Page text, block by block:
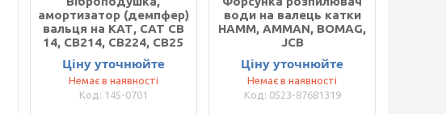
амортизатор (демпфер)
вальця на КАТ, CAT CB
14, CB214, CB224, CB25
Ціну уточнюйте
Немає в наявності
145-0701
води на валець катки
HAMM, AMMAN, BOMAG,
JCB
Ціну уточнюйте
Немає в наявності
0523-87681319